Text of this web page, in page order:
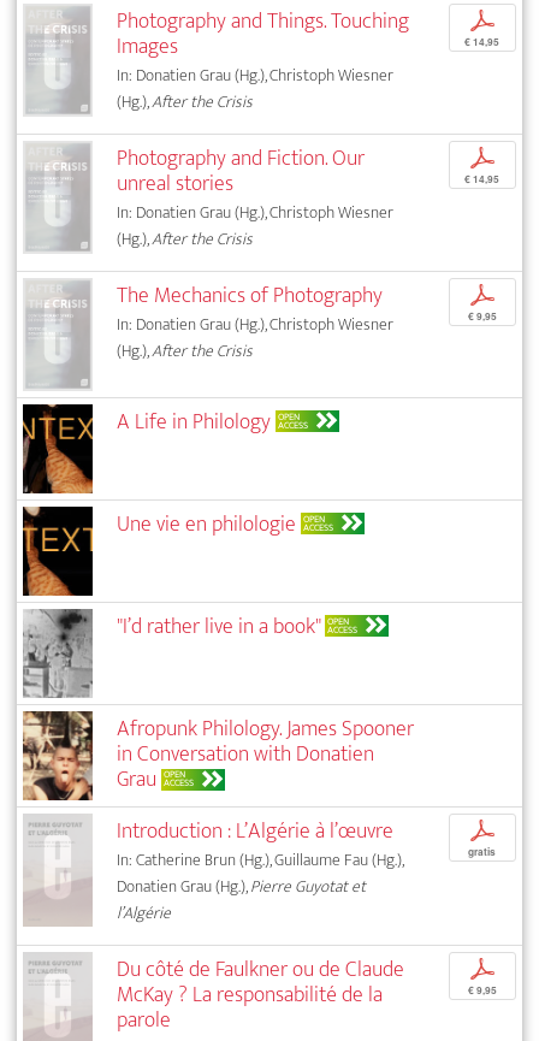
Photography and Things. Touching
Images
In: Donatien Grau (Hg.), Christoph Wiesner
(Hg.),After the Crisis
p
€ 14,95
Photography and Fiction. Our
unreal stories
In: Donatien Grau (Hg.), Christoph Wiesner
(Hg.),After the Crisis
p
€ 14,95
The Mechanics of Photography
In: Donatien Grau (Hg.), Christoph Wiesner
(Hg.),After the Crisis
p
€ 9,95
A Life in Philology OPEN
ACCESS
Une vie en philologie OPEN
ACCESS
"I’d rather live in a book" OPEN
ACCESS
Afropunk Philology. James Spooner
in Conversation with Donatien
Grau OPEN
ACCESS
Introduction : L’Algérie à l’œuvre
In: Catherine Brun (Hg.), Guillaume Fau (Hg.),
Donatien Grau (Hg.),Pierre Guyotat et
l’Algérie
p
gratis
Du côté de Faulkner ou de Claude
McKay ? La responsabilité de la
parole
p
€ 9,95